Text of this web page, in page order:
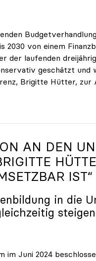
2030 von einem
der laufenden
geschätzt und
Brigitte Hütter, zur
AN DEN
IST“
in die
Juni 2024